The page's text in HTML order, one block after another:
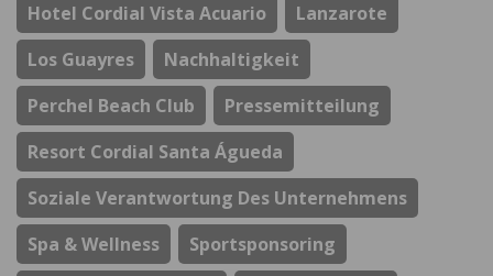
Hotel Cordial Vista Acuario
Lanzarote
Los Guayres
Nachhaltigkeit
Perchel Beach Club
Pressemitteilung
Resort Cordial Santa Águeda
Soziale Verantwortung Des Unternehmens
Spa & Wellness
Sportsponsoring